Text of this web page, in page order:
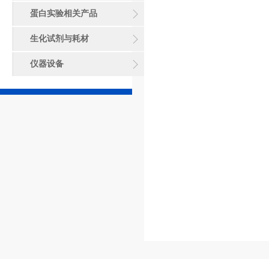
蛋白实验相关产品
生化试剂与耗材
仪器设备